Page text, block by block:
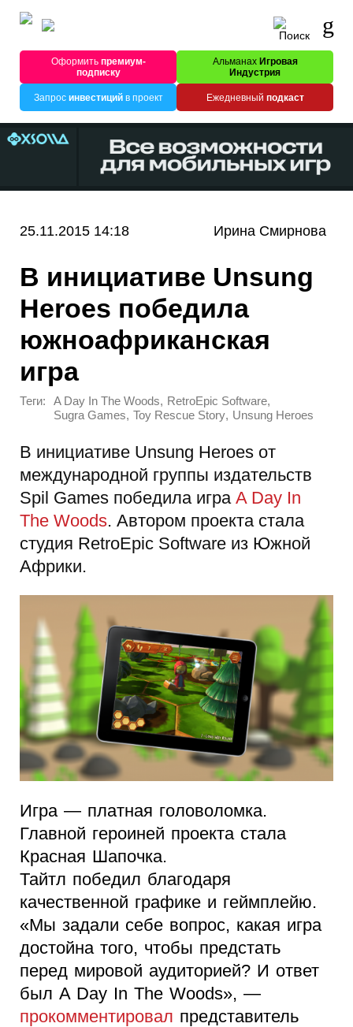
Оформитьпремиум-
подписку
Альманах Игровая
Индустрия
Запрос инвестицийв проект Ежедневный подкаст
25.11.2015 14:18 Ирина Смирнова
В инициативе Unsung
Heroes победила
южноафриканская
игра
Теги: A Day In The Woods, RetroEpic Software,
Sugra Games, Toy Rescue Story, Unsung Heroes
В инициативе Unsung Heroes от
международной группы издательств
Spil Games победила игра A Day In
The Woods. Автором проекта стала
студия RetroEpic Software из Южной
Африки.
Игра — платная головоломка.
Главной героиней проекта стала
Красная Шапочка.
Тайтл победил благодаря
качественной графике и геймплейю.
«Мы задали себе вопрос, какая игра
достойна того, чтобы предстать
перед мировой аудиторией? И ответ
был A Day In The Woods», —
прокомментировал представитель